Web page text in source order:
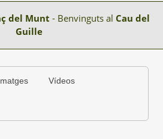
del Munt - Benvinguts al Cau del
Guille
Vídeos